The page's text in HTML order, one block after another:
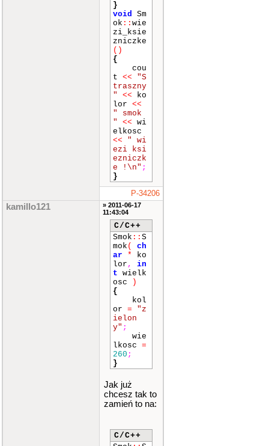
}
void Sm
ok :: wie
zi_ksie
zniczke
()
{
cou
t <<
"S
traszny
"
<< ko
lor <<
" smok
"
<< wi
elkosc
<<
" wi
ezi ksi
ezniczk
e !\n" ;
}
P-34206
kamillo121
» 2011-06-17
11:43:04
C/C++
Smok :: S
mok (
ch
ar
*
ko
lor ,
in
t wielk
osc
)
{
kol
or =
"z
ielon
y" ;
wie
lkosc =
260 ;
}
Jak już
chcesz tak to
zamień to na:
C/C++